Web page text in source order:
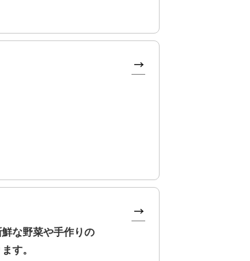
な野菜や手作りの
す。